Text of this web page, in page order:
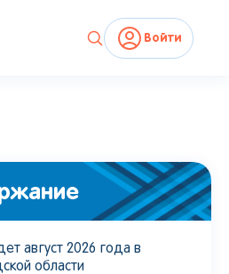
Войти
август 2026 года в
области